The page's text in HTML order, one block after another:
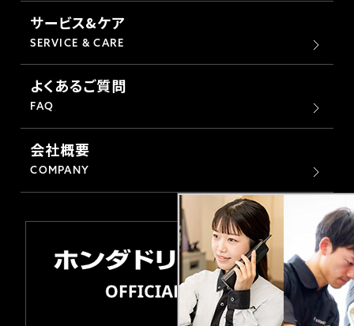
サービス&ケア
SERVICE & CARE
よくあるご質問
FAQ
会社概要
COMPANY